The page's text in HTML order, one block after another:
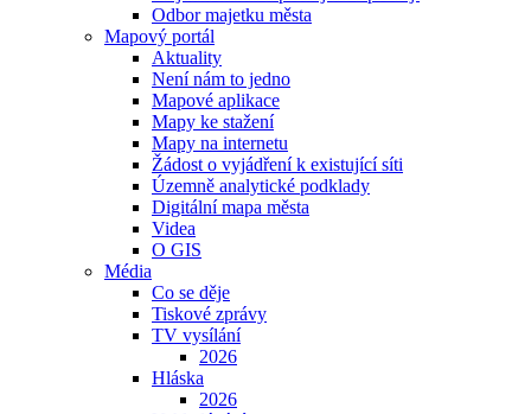
Odbor majetku města
Mapový portál
Aktuality
Není nám to jedno
Mapové aplikace
Mapy ke stažení
Mapy na internetu
Žádost o vyjádření k existující síti
Územně analytické podklady
Digitální mapa města
Videa
O GIS
Média
Co se děje
Tiskové zprávy
TV vysílání
2026
Hláska
2026